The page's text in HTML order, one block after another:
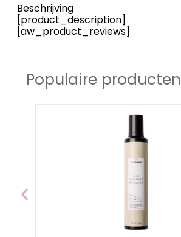
Beschrijving
[product_description]
[aw_product_reviews]
Populaire producten